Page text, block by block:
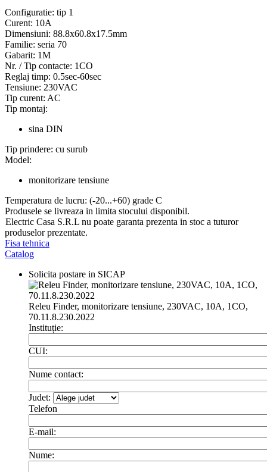
Configuratie: tip 1
Curent: 10A
Dimensiuni: 88.8x60.8x17.5mm
Familie: seria 70
Gabarit: 1M
Nr. / Tip contacte: 1CO
Reglaj timp: 0.5sec-60sec
Tensiune: 230VAC
Tip curent: AC
Tip montaj:
sina DIN
Tip prindere: cu surub
Model:
monitorizare tensiune
Temperatura de lucru: (-20...+60) grade C
Produsele se livreaza in limita stocului disponibil.
Electric Casa S.R.L nu poate garanta prezenta in stoc a tuturor
produselor prezentate.
Fisa tehnica
Catalog
Solicita postare in SICAP
Releu Finder, monitorizare tensiune, 230VAC, 10A, 1CO,
70.11.8.230.2022
Instituție:
CUI:
Nume contact:
Judet:
Telefon
E-mail:
Nume: